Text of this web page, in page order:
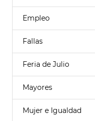
Empleo
Fallas
Feria de Julio
Mayores
Mujer e Igualdad